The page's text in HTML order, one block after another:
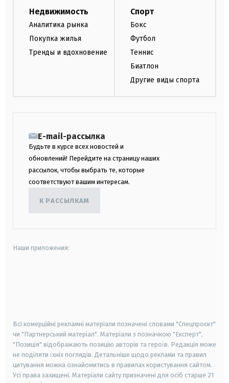
Недвижимость
Аналитика рынка
Покупка жилья
Тренды и вдохновение
Спорт
Бокс
Футбол
Теннис
Биатлон
Другие виды спорта
E-mail-рассылка
Будьте в курсе всех новостей и
обновлений! Перейдите на страницу наших
рассылок, чтобы выбрать те, которые
соответствуют вашим интересам.
К РАССЫЛКАМ
Наши приложения:
Всі комерційні рекламні матеріали позначені словами "Спецпроєкт"
чи "Партнерський матеріал". Матеріали з позначкою "Експерт",
"Позиція" відображають позицію авторів та героїв. Редакція може
не поділяти їхніх поглядів. Детальніше щодо реклами та правил
цитування можна ознайомитись в правилах користування сайтом.
Усі права захищені. Матеріали сайту призначені для осіб старше 21